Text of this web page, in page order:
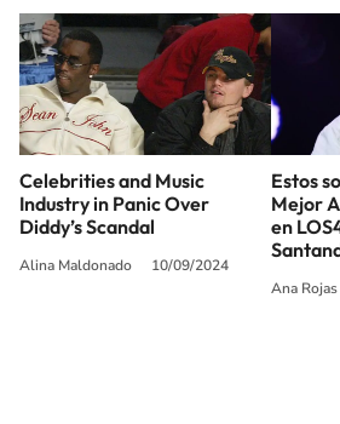
Celebrities and Music
Industry in Panic Over
Diddy’s Scandal
Alina Maldonado 10/09/2024
Estos
Mejor
en
Ana Rojas